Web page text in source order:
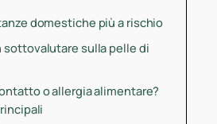
domestiche più a rischio
sottovalutare sulla pelle di
o allergia alimentare?